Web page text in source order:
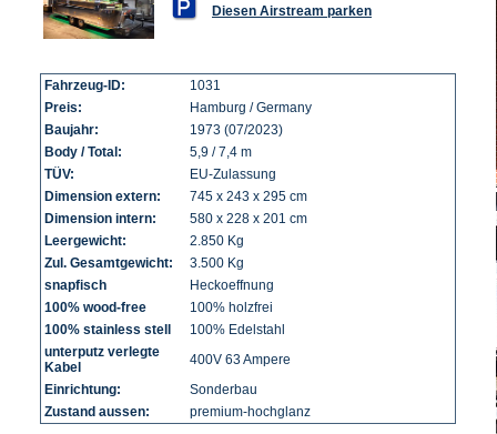
Diesen Airstream parken
Fahrzeug-ID:
1031
Preis:
Hamburg / Germany
Baujahr:
1973 (07/2023)
Body / Total:
5,9 / 7,4 m
TÜV:
EU-Zulassung
Dimension extern:
745 x 243 x 295 cm
Dimension intern:
580 x 228 x 201 cm
Leergewicht:
2.850 Kg
Zul. Gesamtgewicht:
3.500 Kg
snapfisch
Heckoeffnung
100% wood-free
100% holzfrei
100% stainless stell
100% Edelstahl
unterputz verlegte
Kabel
400V 63 Ampere
Einrichtung:
Sonderbau
Zustand aussen:
premium-hochglanz